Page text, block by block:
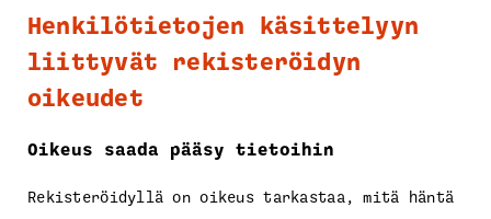
Henkilötietojen käsittelyyn
liittyvät rekisteröidyn
oikeudet
Oikeus saada pääsy tietoihin
Rekisteröidyllä on oikeus tarkastaa, mitä häntä